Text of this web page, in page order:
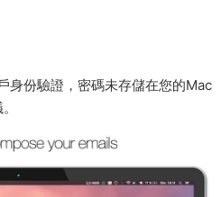
身份驗證，密碼未存儲在您的Mac